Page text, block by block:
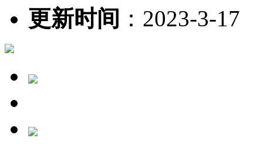
更新时间 ： 2023-3-17